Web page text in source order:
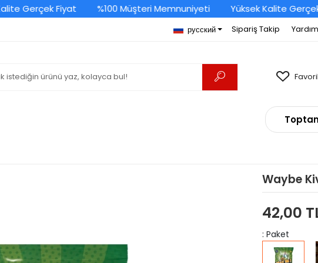
Gerçek Fiyat %100 Müşteri Memnuniyeti Yüksek Kalite Gerçek
русский Sipariş Takip Yardım
Waybe
42,00
: Paket